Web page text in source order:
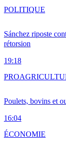
Sánchez riposte
rétorsion
19:18
POLITIQUE
Poulets, bovins et
16:04
PRO
ÉCONOMIE